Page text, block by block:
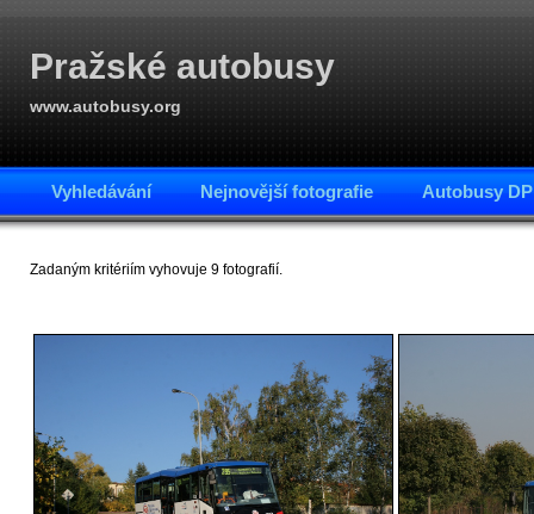
Pražské autobusy
www.autobusy.org
Vyhledávání Nejnovější fotografie Autobusy
Zadaným kritériím vyhovuje 9 fotografií.